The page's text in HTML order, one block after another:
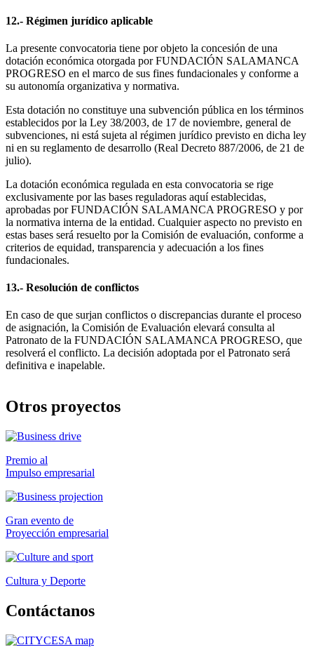
12.- Régimen jurídico aplicable
La presente convocatoria tiene por objeto la concesión de una
dotación económica otorgada por FUNDACIÓN SALAMANCA
PROGRESO en el marco de sus fines fundacionales y conforme a
su autonomía organizativa y normativa.
Esta dotación no constituye una subvención pública en los términos
establecidos por la Ley 38/2003, de 17 de noviembre, general de
subvenciones, ni está sujeta al régimen jurídico previsto en dicha ley
ni en su reglamento de desarrollo (Real Decreto 887/2006, de 21 de
julio).
La dotación económica regulada en esta convocatoria se rige
exclusivamente por las bases reguladoras aquí establecidas,
aprobadas por FUNDACIÓN SALAMANCA PROGRESO y por
la normativa interna de la entidad. Cualquier aspecto no previsto en
estas bases será resuelto por la Comisión de evaluación, conforme a
criterios de equidad, transparencia y adecuación a los fines
fundacionales.
13.- Resolución de conflictos
En caso de que surjan conflictos o discrepancias durante el proceso
de asignación, la Comisión de Evaluación elevará consulta al
Patronato de la FUNDACIÓN SALAMANCA PROGRESO, que
resolverá el conflicto. La decisión adoptada por el Patronato será
definitiva e inapelable.
Otros proyectos
Premio al
Impulso empresarial
Gran evento de
Proyección empresarial
Cultura y Deporte
Contáctanos